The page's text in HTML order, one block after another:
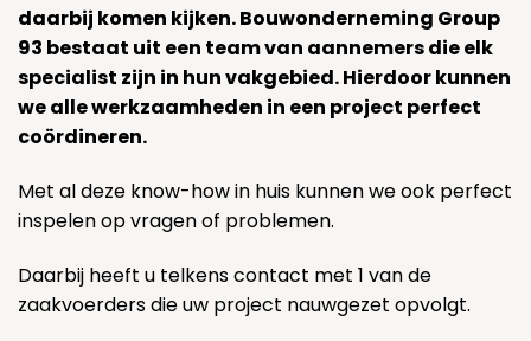
daarbij komen kijken. Bouwonderneming Group
93 bestaat uit een team van aannemers die elk
specialist zijn in hun vakgebied. Hierdoor kunnen
we alle werkzaamheden in een project perfect
coördineren.
Met al deze know-how in huis kunnen we ook perfect
inspelen op vragen of problemen.
Daarbij heeft u telkens contact met 1 van de
zaakvoerders die uw project nauwgezet opvolgt.